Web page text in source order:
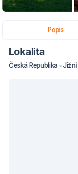
Popis
Lokalita
Česká Republika